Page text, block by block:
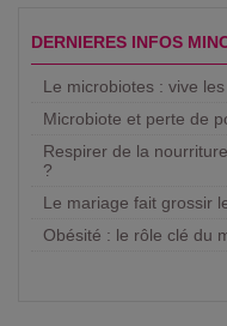
DERNIERES INFOS
Le microbiotes : vive
Microbiote et perte de
Respirer de la
?
Le mariage fait grossir
Obésité : le rôle clé du